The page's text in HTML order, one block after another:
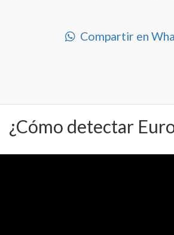
Compartir en
¿Cómo detectar